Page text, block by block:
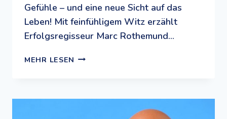
Gefühle – und eine neue Sicht auf das
Leben! Mit feinfühligem Witz erzählt
Erfolgsregisseur Marc Rothemund…
MEHR LESEN FILMTIPP